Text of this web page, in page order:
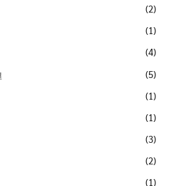
(2)
(1)
(4)
(5)
(1)
(1)
(3)
(2)
(1)